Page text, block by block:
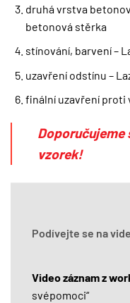
druhá vrstva
betonová stěrka
stínování, barvení –
uzavření odstínu –
finální uzavření proti
Doporučujeme
vzorek!
Podívejte se na
Video záznam z
svépomoci“